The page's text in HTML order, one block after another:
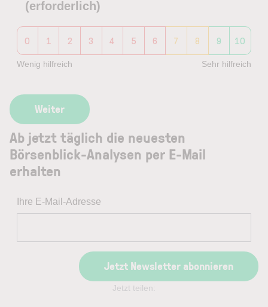
(erforderlich)
0 1 2 3 4 5 6 7 8 9 10
Wenig hilfreich Sehr hilfreich
Ab jetzt täglich die neuesten
Börsenblick-Analysen per E-Mail
erhalten
Ihre E-Mail-Adresse
Jetzt Newsletter abonnieren
Jetzt teilen: